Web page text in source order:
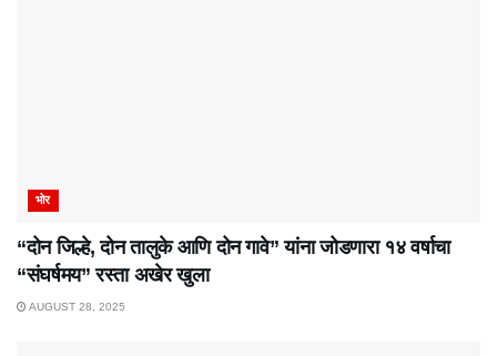
भोर
“दोन जिल्हे, दोन तालुके आणि दोन गावे” यांना जोडणारा १४ वर्षाचा
“संघर्षमय” रस्ता अखेर खुला
AUGUST 28, 2025